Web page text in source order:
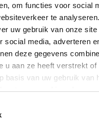
om functies voor social
te
uw gebruik van onze site
social media, adverteren
deze gegevens
u aan ze heeft verstrekt of
basis van uw gebruik van
met onze cookies als u
Tarieven voor een
de netkosten?
elektriciteit en aardgas
“transport- en
elementen:
van het transport
van het Belgisch
een
en het aardgas geraken
het
ORES) verschillende
wordt toegepast voor